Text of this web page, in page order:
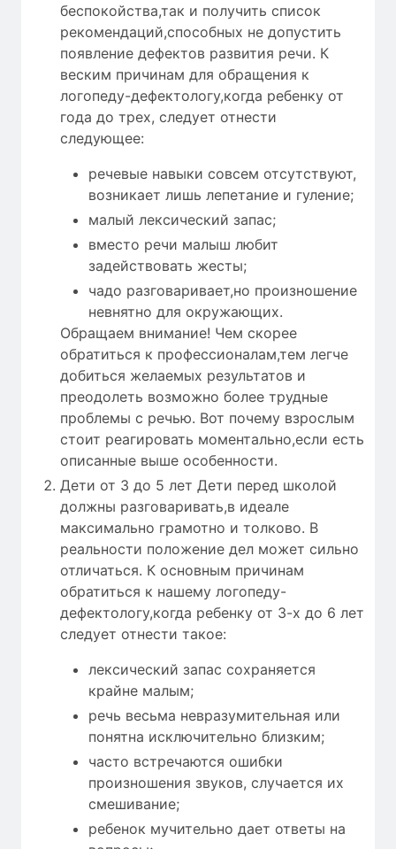
беспокойства,так и получить список
рекомендаций,способных не допустить
появление дефектов развития речи. К
веским причинам для обращения к
логопеду-дефектологу,когда ребенку от
года до трех, следует отнести
следующее:
речевые навыки совсем отсутствуют,
возникает лишь лепетание и гуление;
малый лексический запас;
вместо речи малыш любит
задействовать жесты;
чадо разговаривает,но произношение
невнятно для окружающих.
Обращаем внимание! Чем скорее
обратиться к профессионалам,тем легче
добиться желаемых результатов и
преодолеть возможно более трудные
проблемы с речью. Вот почему взрослым
стоит реагировать моментально,если есть
описанные выше особенности.
Дети от 3 до 5 лет Дети перед школой
должны разговаривать,в идеале
максимально грамотно и толково. В
реальности положение дел может сильно
отличаться. К основным причинам
обратиться к нашему логопеду-
дефектологу,когда ребенку от 3-х до 6 лет
следует отнести такое:
лексический запас сохраняется
крайне малым;
речь весьма невразумительная или
понятна исключительно близким;
часто встречаются ошибки
произношения звуков, случается их
смешивание;
ребенок мучительно дает ответы на